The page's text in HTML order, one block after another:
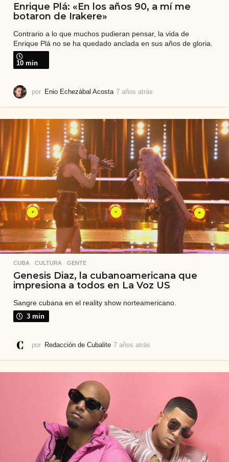
Enrique Plá: «En los años 90, a mí me
botaron de Irakere»
Contrario a lo que muchos pudieran pensar, la vida de
Enrique Plá no se ha quedado anclada en sus años de gloria.
10 min
por Enio Echezábal Acosta 7 años atrás
o
a
t
r
s
CUBA ,CULTURA ,GENTE
Genesis Diaz, la cubanoamericana que
impresiona a todos en La Voz US
Sangre cubana en el reality show norteamericano.
3 min
por Redacción de Cubalite 7 años atrás
o
s